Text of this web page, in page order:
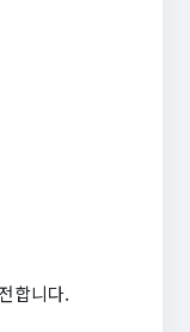
합니다.